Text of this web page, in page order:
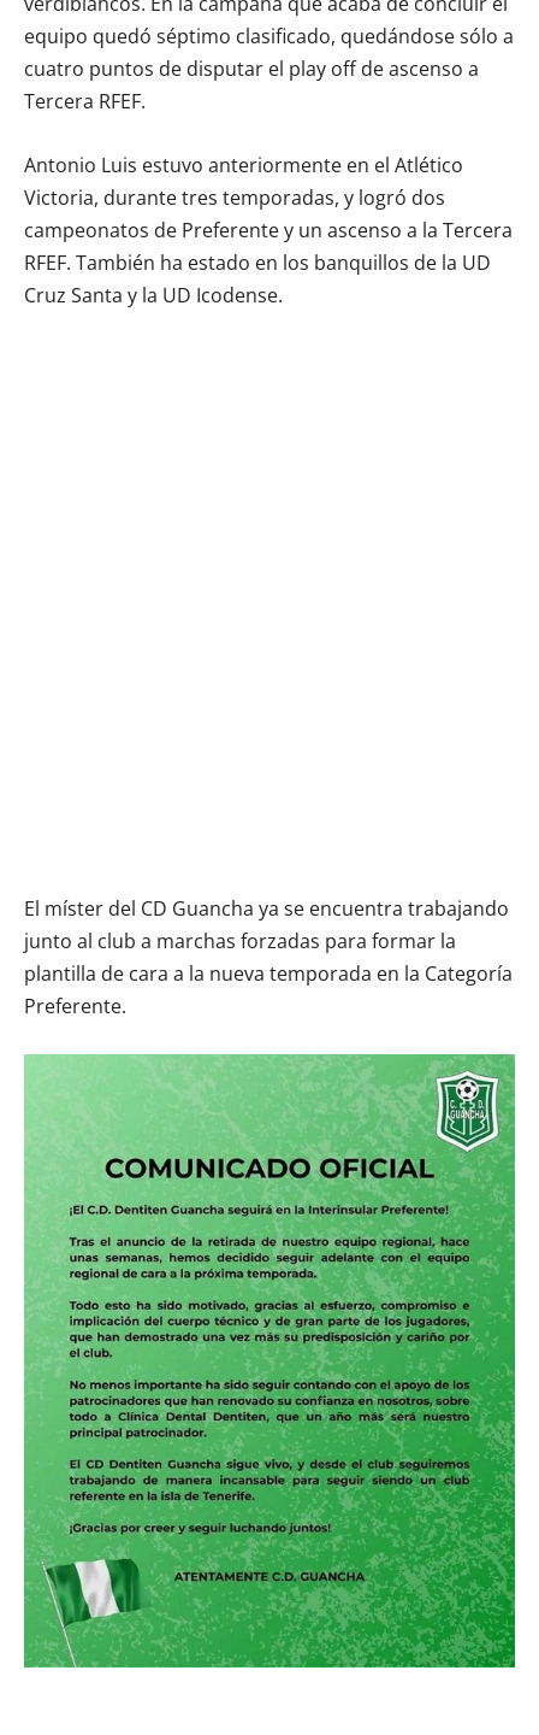
equipo quedó séptimo clasificado, quedándose sólo a
cuatro puntos de disputar el play off de ascenso a
Tercera RFEF.
Antonio Luis estuvo anteriormente en el Atlético
Victoria, durante tres temporadas, y logró dos
campeonatos de Preferente y un ascenso a la Tercera
RFEF. También ha estado en los banquillos de la UD
Cruz Santa y la UD Icodense.
El míster del CD Guancha ya se encuentra trabajando
junto al club a marchas forzadas para formar la
plantilla de cara a la nueva temporada en la Categoría
Preferente.